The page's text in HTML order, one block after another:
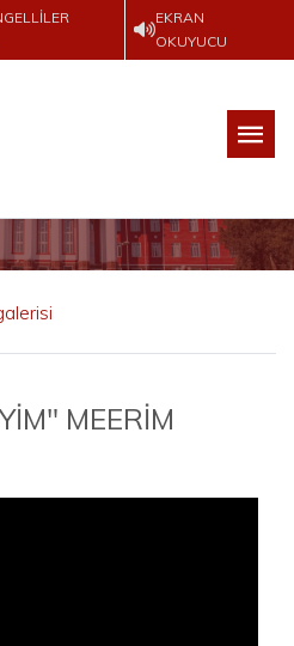
EKRAN
OKUYUCU
MEERİM